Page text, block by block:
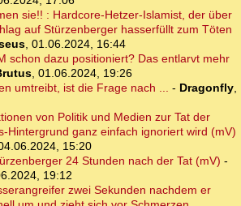
sie!! : Hardcore-Hetzer-Islamist, der über
auf Stürzenberger hasserfüllt zum Töten
, 01.06.2024, 16:44
schon dazu positioniert? Das entlarvt mehr
, 01.06.2024, 19:26
umtreibt, ist die Frage nach ... - Dragonfly,
von Politik und Medien zur Tat der
Hintergrund ganz einfach ignoriert wird (mV)
15:20
24 Stunden nach der Tat (mV) -
19:12
zwei Sekunden nachdem er